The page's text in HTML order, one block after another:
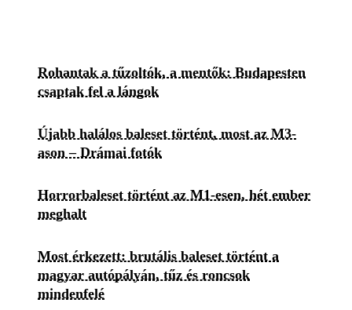
Rohantak a tűzoltók, a mentők: Budapesten
csaptak fel a lángok
Újabb halálos baleset történt, most az M3-
ason – Drámai fotók
Horrorbaleset történt az M1-esen, hét ember
meghalt
Most érkezett: brutális baleset történt a
magyar autópályán, tűz és roncsok
mindenfelé